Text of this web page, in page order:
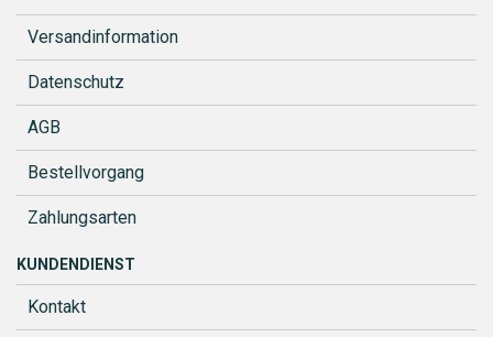
Versandinformation
Datenschutz
AGB
Bestellvorgang
Zahlungsarten
KUNDENDIENST
Kontakt